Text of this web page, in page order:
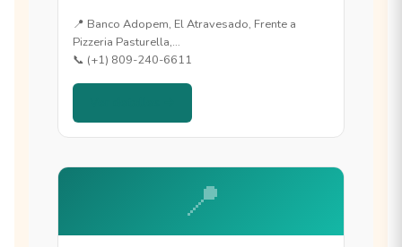
📍 Banco Adopem, El Atravesado, Frente a
Pizzeria Pasturella,…
📞 (+1) 809-240-6611
📍